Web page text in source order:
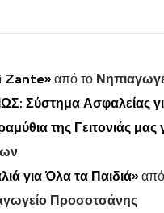
Zante»από το
Σύστημα Ασφαλείας
της Γειτονιάς μας
για Όλα τα Παιδιά»
Προσοτσάνης